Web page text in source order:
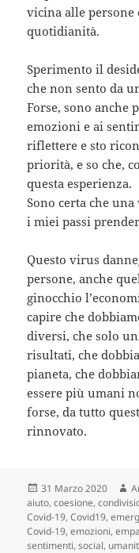
vicina alle persone
quotidianità.
Sperimento il
che non sento da
Forse, sono anche
emozioni e ai
riflettere e sto
priorità, e so che,
questa esperienza.
Sono certa che
i miei passi
Questo virus
persone, anche
ginocchio
capire che
diversi, che solo
risultati, che
pianeta, che
essere più umani
forse, da tutto
rinnovato.
Scritto
il
31 Marzo 2020
aiuto,coesione,
Covid-19,Covid19,
Covid-19,emozioni,
sentimenti,social,